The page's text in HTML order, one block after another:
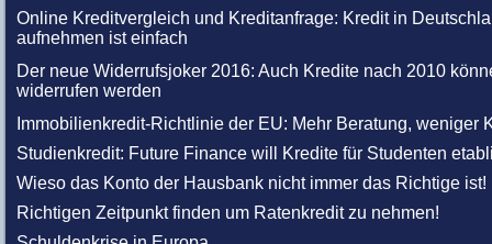
Online Kreditvergleich und Kreditanfrage: Kredit in
aufnehmen ist einfach
Der neue Widerrufsjoker 2016: Auch Kredite nach 2010
widerrufen werden
Immobilienkredit-Richtlinie der EU: Mehr Beratung, weniger
Studienkredit: Future Finance will Kredite für Studenten
Wieso das Konto der Hausbank nicht immer das Richtige ist!
Richtigen Zeitpunkt finden um Ratenkredit zu nehmen!